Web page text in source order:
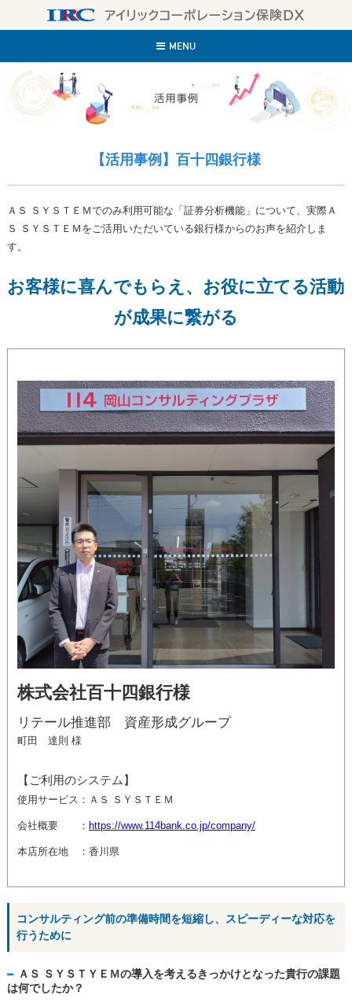
MENU
【活用事例】百十四銀行様
ＡＳ ＳＹＳＴＥＭでのみ利用可能な「証券分析機能」について、実際Ａ
Ｓ ＳＹＳＴＥＭをご活用いただいている銀行様からのお声を紹介しま
す。
お客様に喜んでもらえ、お役に立てる活動
が成果に繋がる
株式会社百十四銀行様
リテール推進部 資産形成グループ
町田 達則 様
【ご利用のシステム】
使用サービス：ＡＳ ＳＹＳＴＥＭ
会社概要 ： https://www.114bank.co.jp/company/
本店所在地 ：香川県
コンサルティング前の準備時間を短縮し、スピーディーな対応を
行うために
ＡＳ ＳＹＳＴＹＥＭの導入を考えるきっかけとなった貴行の課題
は何でしたか？